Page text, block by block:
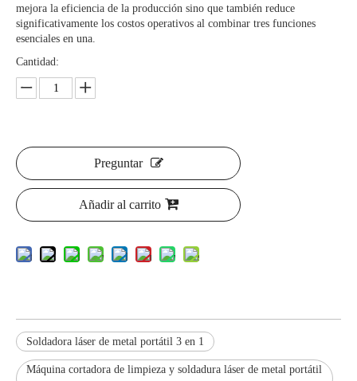
mejora la eficiencia de la producción sino que también reduce
significativamente los costos operativos al combinar tres funciones
esenciales en una.
Cantidad:
Preguntar
Añadir al carrito
Soldadora láser de metal portátil 3 en 1
Máquina cortadora de limpieza y soldadura láser de metal portátil